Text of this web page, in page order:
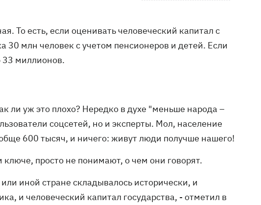
То есть, если оценивать человеческий капитал с
30 млн человек с учетом пенсионеров и детей. Если
33 миллионов.
ли уж это плохо? Нередко в духе "меньше народа –
соцсетей, но и эксперты. Мол, население
600 тысяч, и ничего: живут люди получше нашего!
просто не понимают, о чем они говорят.
иной стране складывалось исторически, и
и человеческий капитал государства, - отметил в